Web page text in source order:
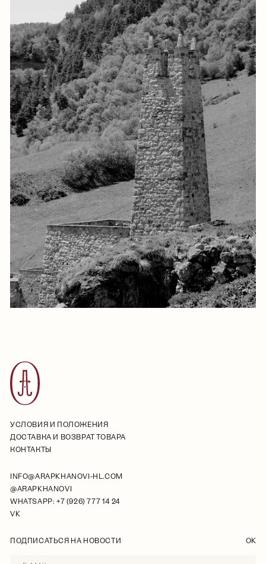
УСЛОВИЯ И ПОЛОЖЕНИЯ
ДОСТАВКА И ВОЗВРАТ ТОВАРА
КОНТАКТЫ
INFO@ARAPKHANOVI-HL.COM
@ARAPKHANOVI
WHATSAPP: +7 (926) 777 14 24
VK
ПОДПИСАТЬСЯ НА НОВОСТИ OK